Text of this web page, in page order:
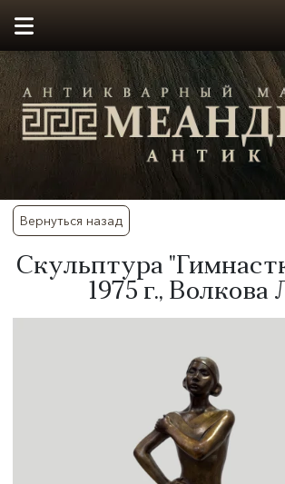
Вернуться назад
Скульптура
1975 г., Волкова